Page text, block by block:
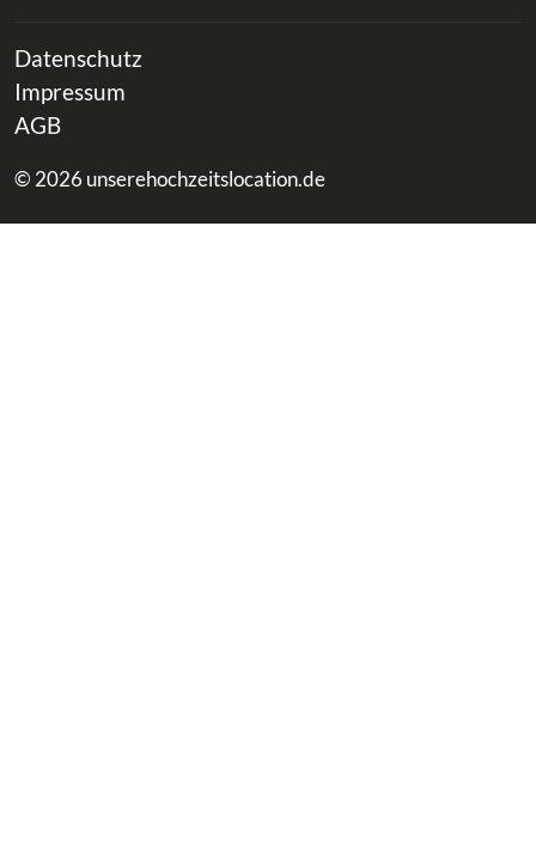
Datenschutz
Impressum
AGB
© 2026 unserehochzeitslocation.de